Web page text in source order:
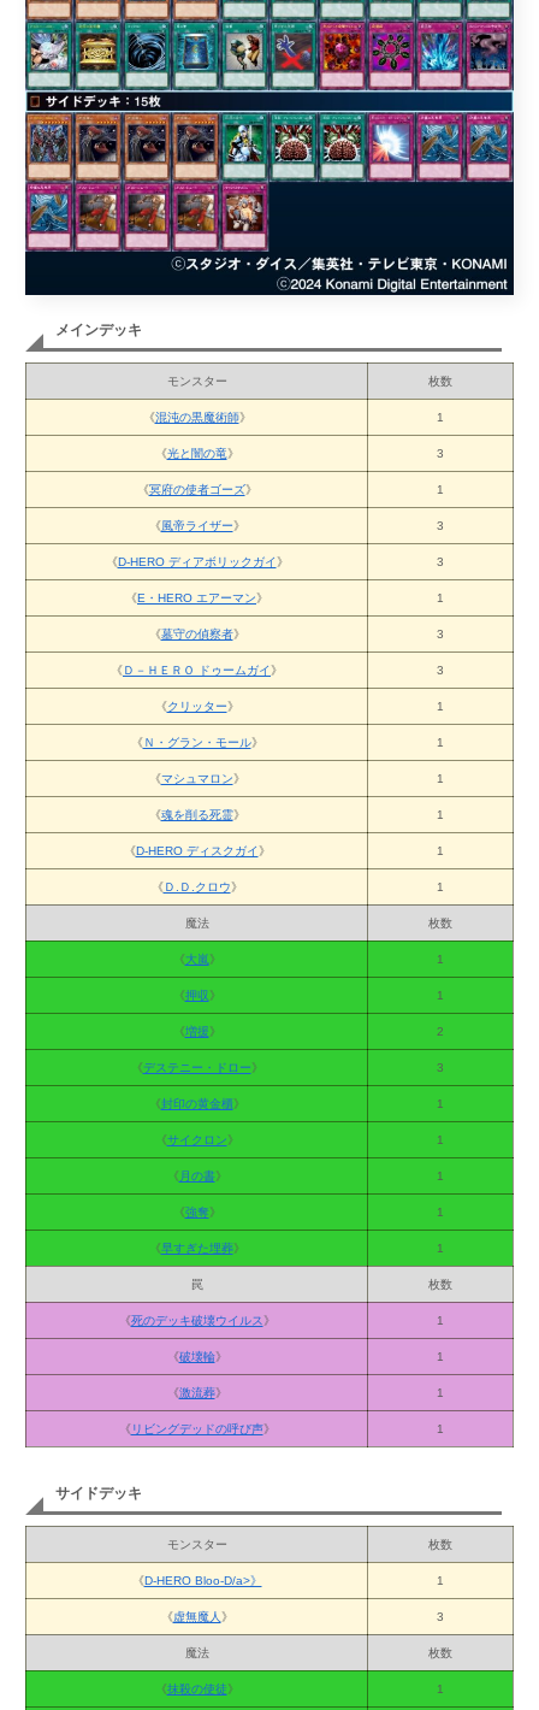
メインデッキ
モンスター 枚数
《混沌の黒魔術師》 1
《光と闇の竜》 3
《冥府の使者ゴーズ》 1
《風帝ライザー》 3
《D-HERO ディアボリックガイ》 3
《E・HERO エアーマン》 1
《墓守の偵察者》 3
《Ｄ－ＨＥＲＯ ドゥームガイ》 3
《クリッター》 1
《Ｎ・グラン・モール》 1
《マシュマロン》 1
《魂を削る死霊》 1
《D-HERO ディスクガイ》 1
《Ｄ.Ｄ.クロウ》 1
魔法 枚数
《大嵐》 1
《押収》 1
《増援》 2
《デステニー・ドロー》 3
《封印の黄金櫃》 1
《サイクロン》 1
《月の書》 1
《強奪》 1
《早すぎた埋葬》 1
罠 枚数
《死のデッキ破壊ウイルス》 1
《破壊輪》 1
《激流葬》 1
《リビングデッドの呼び声》 1
サイドデッキ
モンスター 枚数
《D-HERO Bloo-D/a>》 1
《虚無魔人》 3
魔法 枚数
《抹殺の使徒》 1